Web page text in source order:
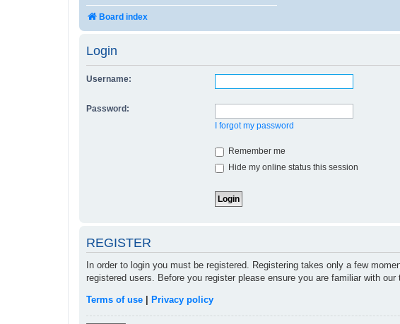
Board index
Login
Username:
Password:
I forgot my password
Remember me
Hide my online status this session
REGISTER
In order to login you must be registered. Registering takes only a few
registered users. Before you register please ensure you are familiar with
Terms of use Privacy policy